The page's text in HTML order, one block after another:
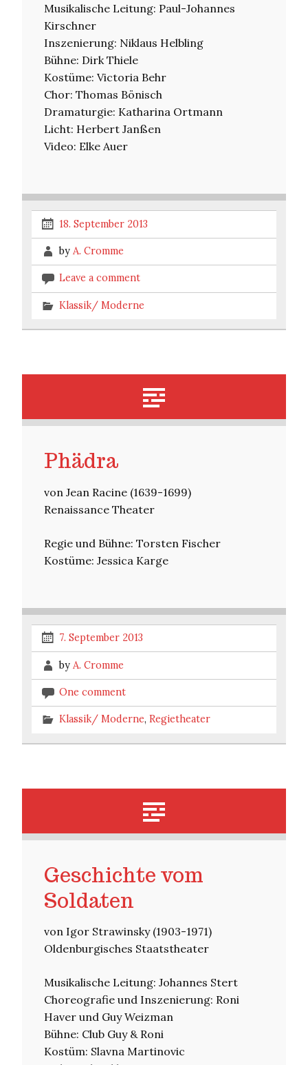
Musikalische Leitung: Paul-Johannes
Kirschner
Inszenierung: Niklaus Helbling
Bühne: Dirk Thiele
Kostüme: Victoria Behr
Chor: Thomas Bönisch
Dramaturgie: Katharina Ortmann
Licht: Herbert Janßen
Video: Elke Auer
18. September 2013
by A. Cromme
Leave a comment
Klassik/ Moderne
Phädra
von Jean Racine (1639-1699)
Renaissance Theater
Regie und Bühne: Torsten Fischer
Kostüme: Jessica Karge
7. September 2013
by A. Cromme
One comment
Klassik/ Moderne, Regietheater
Geschichte vom
Soldaten
von Igor Strawinsky (1903-1971)
Oldenburgisches Staatstheater
Musikalische Leitung: Johannes Stert
Choreografie und Inszenierung: Roni
Haver und Guy Weizman
Bühne: Club Guy & Roni
Kostüm: Slavna Martinovic